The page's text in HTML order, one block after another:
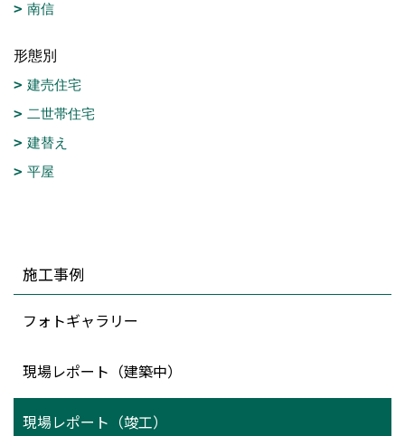
南信
形態別
建売住宅
二世帯住宅
建替え
平屋
施工事例
フォトギャラリー
現場レポート（建築中）
現場レポート（竣工）